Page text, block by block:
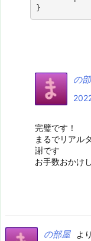
}
の
完璧です！
まるでリアル
謝です
お手数おかけ
の部屋 よ